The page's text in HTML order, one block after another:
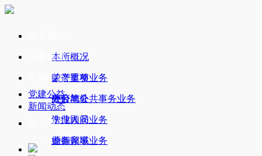
本所概况
荣誉奖项
办公地址
业务领域
破产重整业务
政府与公共事务业务
法律顾问业务
婚姻家事业务
专利平台
平台简介
专业人员
业务领域
党建公益
新闻动态
加入我们